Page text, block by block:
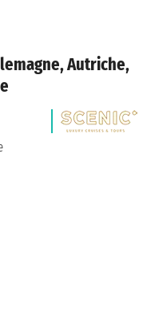
Autriche,